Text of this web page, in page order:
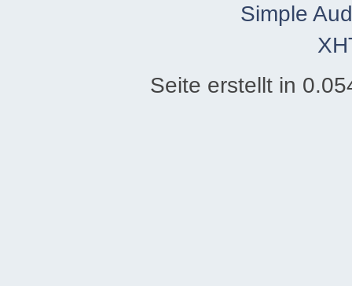
Simple
Seite erstellt in